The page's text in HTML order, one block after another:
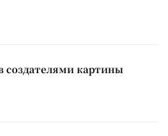
создателями картины